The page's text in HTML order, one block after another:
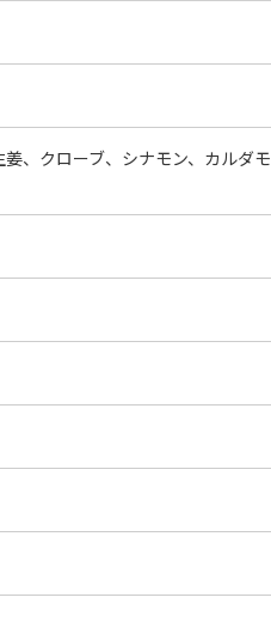
、クローブ、シナモン、カルダモ